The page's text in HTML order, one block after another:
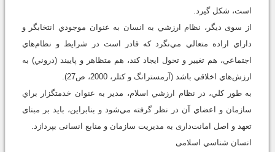
است، شکل گیرد.
از سوی دیگر، نظام ارزشي به انسان به عنوان موجودي انتخابگر و
داراي اراده‌ متعالي مي‌نگرد كه قادر است در شرايط و نظام‌هاي
اجتماعي، هم تغيير و تحول ايجاد كند، هم متظاهر و پايبند (دروني) به
ارزش‌هاي اخلاقي باشد (آرمسترانگ و کتلر، 2000، ص27).
به‌ طور کلي، در نظام ارزشي اسلام، مدير به عنوان خدمتگزار براي
سازمان و اعضاي آن در نظر گرفته مي‌شود و بنابراین، باید بر مبنای
تعهد و اصل امانت‌داری به مدیریت سازمان و منابع انسانی بپردازد.
انسان شناسي اسلامی